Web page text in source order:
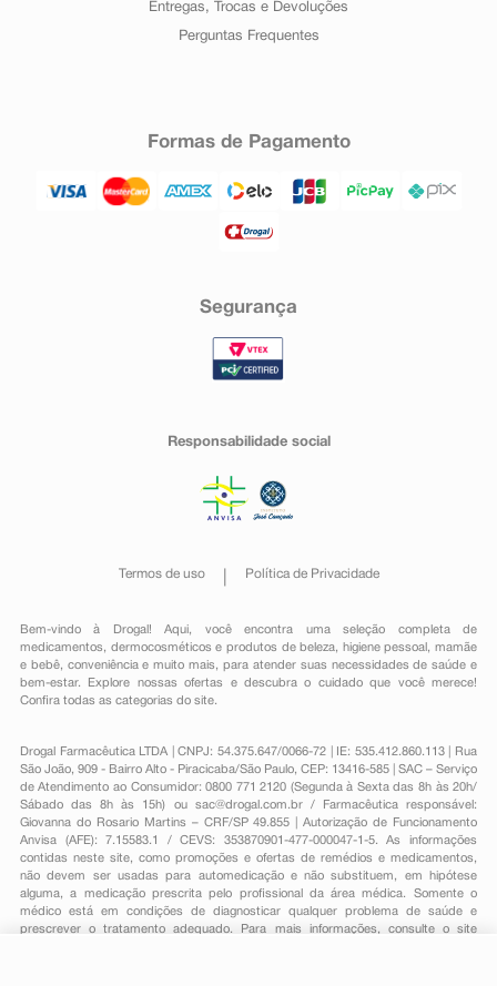
Entregas, Trocas e Devoluções
Perguntas Frequentes
Formas de Pagamento
Segurança
Responsabilidade social
Termos de uso Política de Privacidade
Bem-vindo à Drogal! Aqui, você encontra uma seleção completa de
medicamentos , dermocosméticos e produtos de beleza, higiene pessoal ,mamãe
e bebê, conveniênciae muito mais, para atender suas necessidades de saúde e
bem-estar. Explore nossas ofertas e descubra o cuidado que você merece!
Confira todas as categorias do site.
Drogal Farmacêutica LTDA | CNPJ: 54.375.647/0066-72 | IE: 535.412.860.113 | Rua
São João, 909 - Bairro Alto - Piracicaba/São Paulo, CEP: 13416-585 | SAC – Serviço
de Atendimento ao Consumidor: 0800 771 2120 (Segunda à Sexta das 8h às 20h/
Sábado das 8h às 15h) ou sac@drogal.com.br/ Farmacêutica responsável:
Giovanna do Rosario Martins – CRF/SP 49.855 | Autorização de Funcionamento
Anvisa (AFE): 7.15583.1 / CEVS: 353870901-477-000047-1-5. As informações
contidas neste site, como promoções e ofertas de remédios e medicamentos,
não devem ser usadas para automedicação e não substituem, em hipótese
alguma, a medicação prescrita pelo profissional da área médica. Somente o
médico está em condições de diagnosticar qualquer problema de saúde e
prescrever o tratamento adequado. Para mais informações, consulte o site